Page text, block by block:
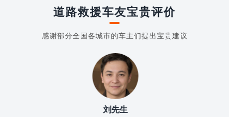
道路救援车友宝贵评价
感谢部分全国各城市的车主们提出宝贵建议
刘先生